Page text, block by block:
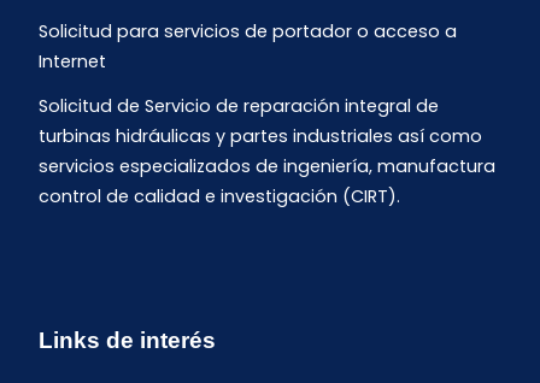
Solicitud para servicios de portador o acceso a
Internet
Solicitud de Servicio de reparación integral de
turbinas hidráulicas y partes industriales así como
servicios especializados de ingeniería, manufactura
control de calidad e investigación (CIRT).
Links de interés